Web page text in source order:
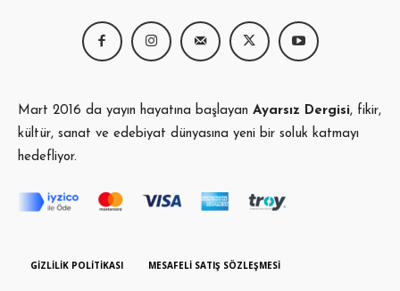
Mart 2016 da yayın hayatına başlayan Ayarsız Dergisi, fikir,
kültür, sanat ve edebiyat dünyasına yeni bir soluk katmayı
hedefliyor.
GIZLILIK POLITIKASI MESAFELI SATIŞ SÖZLEŞMESI